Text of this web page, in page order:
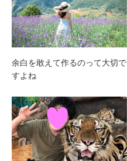
余白を敢えて作るのって大切で
すよね